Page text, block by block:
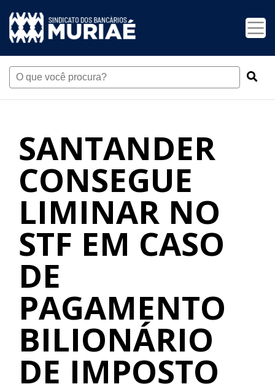
SANTANDER
CONSEGUE
LIMINAR NO
STF EM CASO
DE
PAGAMENTO
BILIONÁRIO
DE IMPOSTO